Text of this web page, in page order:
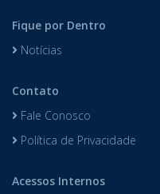
Fique por Dentro
Notícias
Contato
Fale Conosco
Política de Privacidade
Acessos Internos